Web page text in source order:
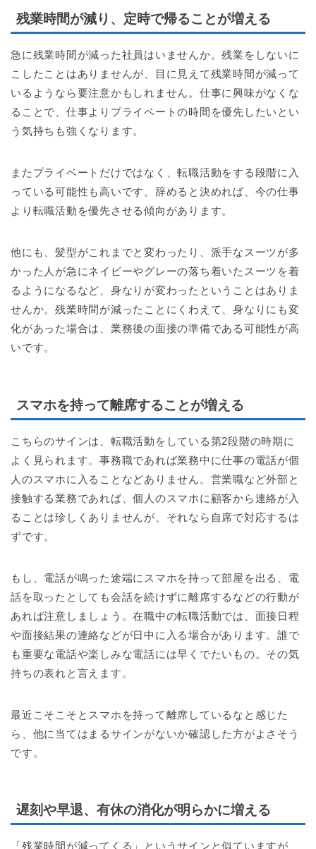
残業時間が減り、定時で帰ることが増える
急に残業時間が減った社員はいませんか。残業をしないに
こしたことはありませんが、目に見えて残業時間が減って
いるようなら要注意かもしれません。仕事に興味がなくな
ることで、仕事よりプライベートの時間を優先したいとい
う気持ちも強くなります。
またプライベートだけではなく、転職活動をする段階に入
っている可能性も高いです。辞めると決めれば、今の仕事
より転職活動を優先させる傾向があります。
他にも、髪型がこれまでと変わったり、派手なスーツが多
かった人が急にネイビーやグレーの落ち着いたスーツを着
るようになるなど、身なりが変わったということはありま
せんか。残業時間が減ったことにくわえて、身なりにも変
化があった場合は、業務後の面接の準備である可能性が高
いです。
スマホを持って離席することが増える
こちらのサインは、転職活動をしている第2段階の時期に
よく見られます。事務職であれば業務中に仕事の電話が個
人のスマホに入ることなどありません。営業職など外部と
接触する業務であれば、個人のスマホに顧客から連絡が入
ることは珍しくありませんが、それなら自席で対応するは
ずです。
もし、電話が鳴った途端にスマホを持って部屋を出る、電
話を取ったとしても会話を続けずに離席するなどの行動が
あれば注意しましょう。在職中の転職活動では、面接日程
や面接結果の連絡などが日中に入る場合があります。誰で
も重要な電話や楽しみな電話には早くでたいもの。その気
持ちの表れと言えます。
最近こそこそとスマホを持って離席しているなと感じた
ら、他に当てはまるサインがないか確認した方がよさそう
です。
遅刻や早退、有休の消化が明らかに増える
「残業時間が減ってくる」というサインと似ていますが、